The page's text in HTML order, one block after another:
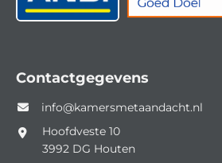
Contactgegevens
info@kamersmetaandacht.nl
Hoofdveste 10
3992 DG Houten